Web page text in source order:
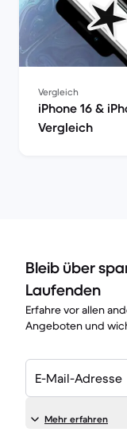
Vergleich
iPhone 16 &
Vergleich
Bleib über
Laufenden
Erfahre vor allen
Angeboten und
E-Mail-Adresse
Mehr erfahren